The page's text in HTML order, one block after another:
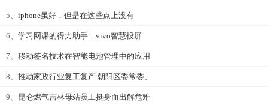
5、 iphone虽好，但是在这些点上没有
6、 学习网课的得力助手，vivo智慧投屏
7、 移动签名技术在智能电池管理中的应用
8、 推动家政行业复工复产 朝阳区委常委、
9、 昆仑燃气吉林母站员工挺身而出解危难